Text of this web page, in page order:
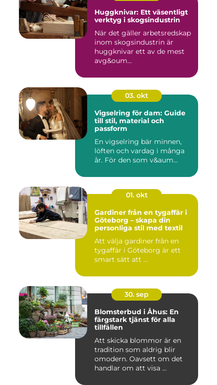
Huggknivar: Ett väsentligt
verktyg i skogsindustrin
När det gäller arbetsredskap
inom skogsindustrin är
huggknivar ett av de mest
avg&oum...
03. okt
Vigselring för dam: Guide
till stil, material och
passform
En vigselring bär minnen,
löften och vardag i många
år. För den som v&aum...
01. okt
Gardiner från en tygaffär i
Göteborg – skapa din
personliga stil med textil
Att välja gardiner från en
tygaffär i Göteborg är ett
smart sätt att ...
30. sep
Blomsterbud i Åhus: En
färgstark tjänst för alla
tillfällen
Att skicka blommor är en
tradition som aldrig blir
omodern. Oavsett om det
handlar om att visa ...